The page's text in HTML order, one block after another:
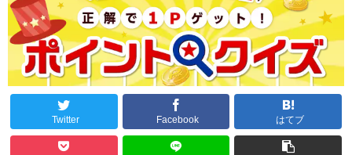
Twitter Facebook はてブ